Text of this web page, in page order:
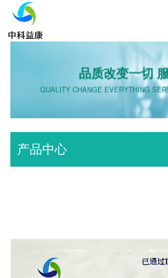
品质改变一切
QUALITY CHANGE EVERYTHING
产品中心